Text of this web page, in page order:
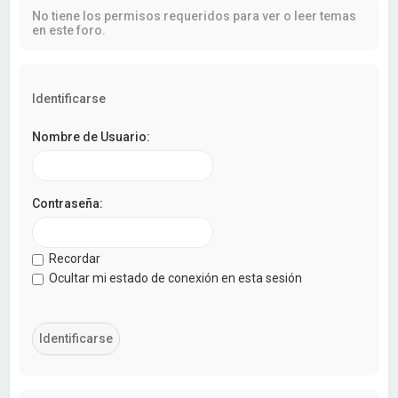
No tiene los permisos requeridos para ver o leer temas
en este foro.
Identificarse
Nombre de Usuario:
Contraseña:
Recordar
Ocultar mi estado de conexión en esta sesión